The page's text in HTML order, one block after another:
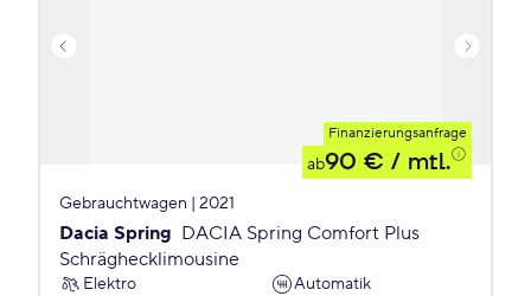
Finanzierungsanfrage
ab90 € / mtl.
Gebrauchtwagen | 2021
Dacia Spring DACIA Spring Comfort Plus
Schräghecklimousine
Elektro
Automatik